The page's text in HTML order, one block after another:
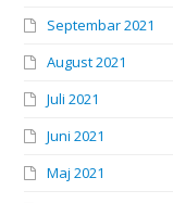
Septembar 2021
August 2021
Juli 2021
Juni 2021
Maj 2021